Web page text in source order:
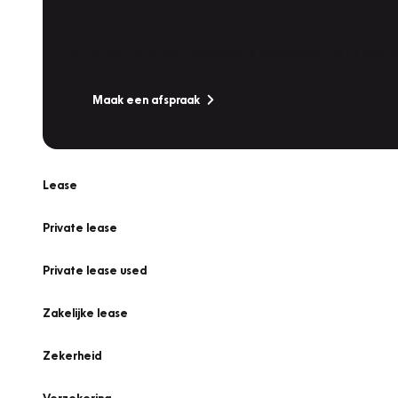
Maak een afspraak
Lease
Private lease
Private lease used
Zakelijke lease
Zekerheid